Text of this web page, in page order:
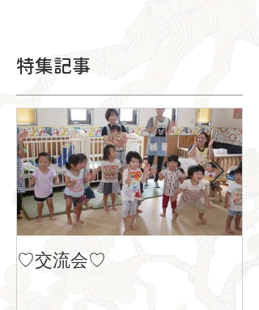
特集記事
♡交流会♡